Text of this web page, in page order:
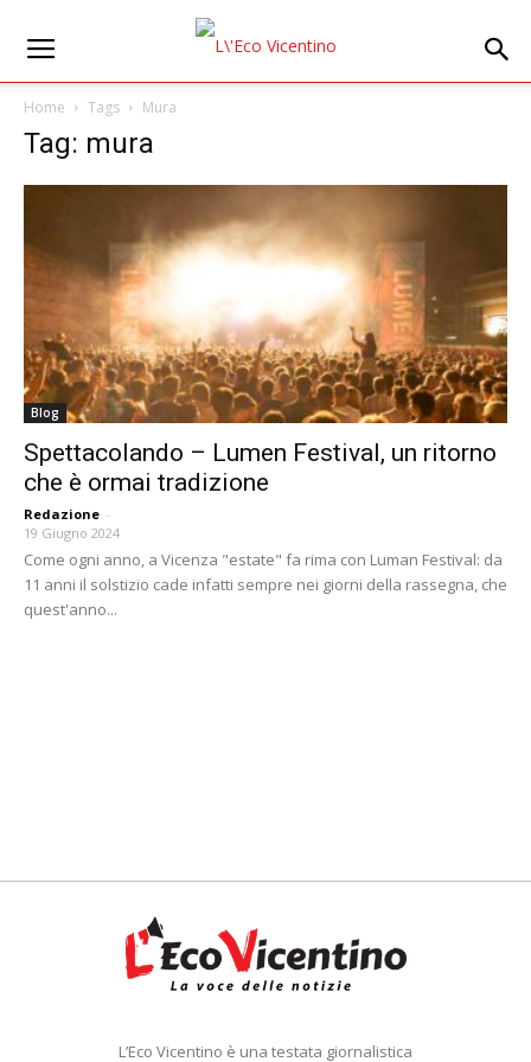
Home Tags Mura
Tag: mura
Blog
Spettacolando – Lumen Festival, un ritorno
che è ormai tradizione
Redazione -
19 Giugno 2024
Come ogni anno, a Vicenza "estate" fa rima con Luman Festival: da
11 anni il solstizio cade infatti sempre nei giorni della rassegna, che
quest'anno...
L’Eco Vicentino è una testata giornalistica